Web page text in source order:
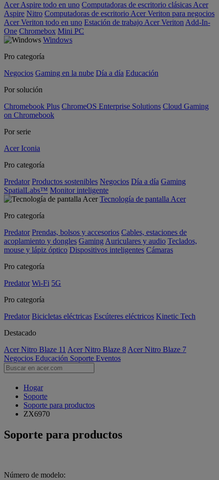
Acer Aspire todo en uno Computadoras de escritorio clásicas Acer
Aspire Nitro Computadoras de escritorio Acer Veriton para negocios
Acer Veriton todo en uno Estación de trabajo Acer Veriton Add-In-
One Chromebox Mini PC
Windows
Pro categoría
Negocios Gaming en la nube Día a día Educación
Por solución
Chromebook Plus ChromeOS Enterprise Solutions Cloud Gaming
on Chromebook
Por serie
Acer Iconia
Pro categoría
Predator Productos sostenibles Negocios Día a día Gaming
SpatialLabs™ Monitor inteligente
Tecnología de pantalla Acer
Pro categoría
Predator Prendas, bolsos y accesorios Cables, estaciones de
acoplamiento y dongles Gaming Auriculares y audio Teclados,
mouse y lápiz óptico Dispositivos inteligentes Cámaras
Pro categoría
Predator Wi-Fi 5G
Pro categoría
Predator Bicicletas eléctricas Escúteres eléctricos Kinetic Tech
Destacado
Acer Nitro Blaze 11 Acer Nitro Blaze 8 Acer Nitro Blaze 7
Negocios Educación Soporte Eventos
Hogar
Soporte
Soporte para productos
ZX6970
Soporte para productos
Número de modelo: